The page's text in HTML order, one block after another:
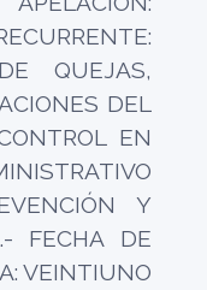
QUEJAS,
DEL
EN
Y
FECHA DE
VEINTIUNO